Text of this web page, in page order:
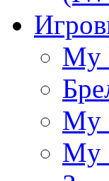
My
My
My